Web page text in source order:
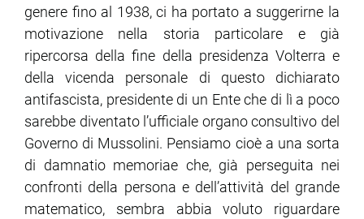
genere fino al 1938, ci ha portato a suggerirne la
motivazione nella storia particolare e già
ripercorsa della fine della presidenza Volterra e
della vicenda personale di questo dichiarato
antifascista, presidente di un Ente che di lì a poco
sarebbe diventato l’ufficiale organo consultivo del
Governo di Mussolini. Pensiamo cioè a una sorta
di damnatio memoriae che, già perseguita nei
confronti della persona e dell’attività del grande
matematico, sembra abbia voluto riguardare